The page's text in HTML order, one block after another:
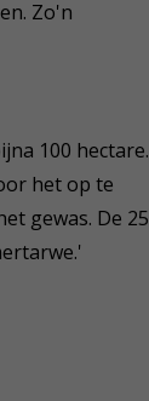
Zo'n
100 hectare.
het op te
gewas. De 25